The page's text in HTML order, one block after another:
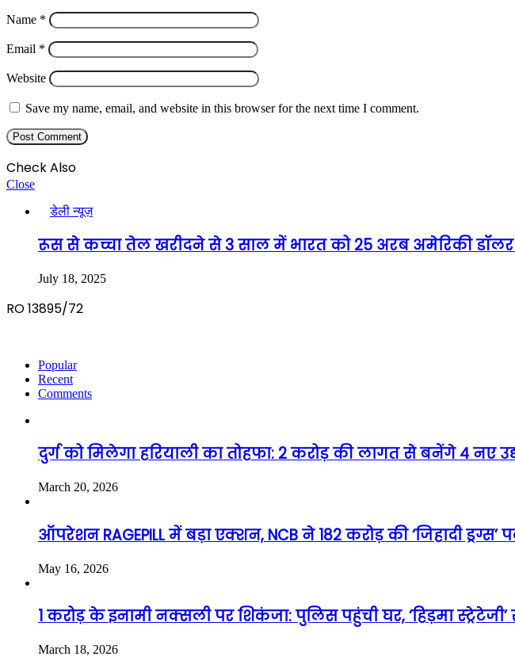
Name *
Email *
Website
Save my name, email, and website in this browser for the next time I comment.
Check Also
Close
डेली न्यूज़
रूस से कच्चा तेल खरीदने से 3 साल में भारत को 25 अरब अमेरिकी
July 18, 2025
RO 13895/72
Popular
Recent
Comments
दुर्ग को मिलेगा हरियाली का तोहफा: 2 करोड़ की लागत से बनेंगे 4 नए
March 20, 2026
ऑपरेशन RAGEPILL में बड़ा एक्शन, NCB ने 182 करोड़ की ‘जिहादी ड्रग्स’
May 16, 2026
1 करोड़ के इनामी नक्सली पर शिकंजा: पुलिस पहुंची घर, ‘हिड़मा
March 18, 2026